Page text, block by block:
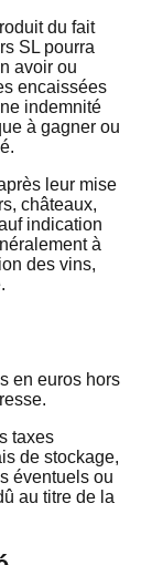
du fait
SL pourra
avoir ou
encaissées
indemnité
à gagner ou
leur mise
châteaux,
indication
à
des vins,
en euros hors
taxes
de stockage,
éventuels ou
au titre de la